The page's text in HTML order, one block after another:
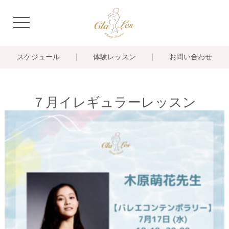
navigation
スケジュール 体験レッスン お問い合わせ
７月イレギュラーレッスン